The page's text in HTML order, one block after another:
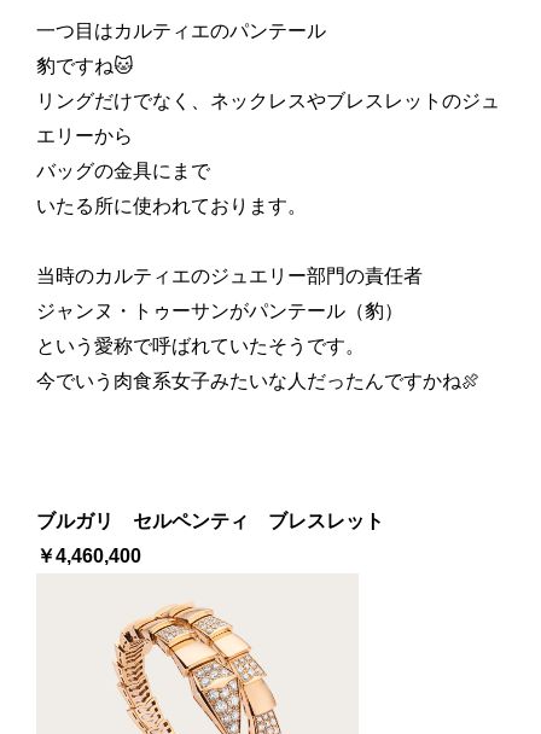
一つ目はカルティエのパンテール
豹ですね🐱
リングだけでなく、ネックレスやブレスレットのジュ
エリーから
バッグの金具にまで
いたる所に使われております。
当時のカルティエのジュエリー部門の責任者
ジャンヌ・トゥーサンがパンテール（豹）
という愛称で呼ばれていたそうです。
今でいう肉食系女子みたいな人だったんですかね🍖
ブルガリ セルペンティ ブレスレット
￥4,460,400